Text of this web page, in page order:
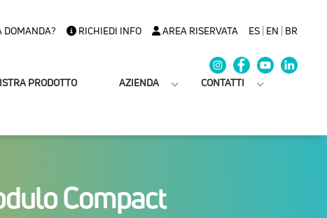
RICHIEDI INFO AREA RISERVATA ES| EN | BR
PRODOTTO AZIENDA CONTATTI
Compact